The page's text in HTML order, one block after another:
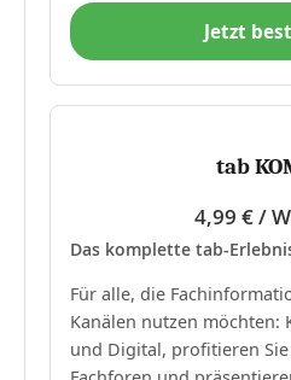
Jetzt
tab
4,99 € /
Das komplette tab-
Für alle, die
Kanälen nutzen möchten:
und Digital, profitieren